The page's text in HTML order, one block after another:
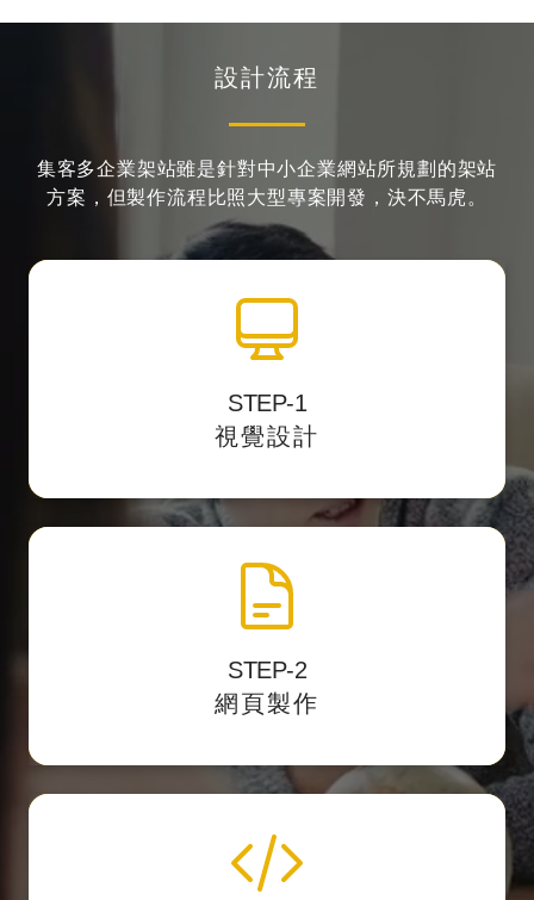
設計流程
集客多企業架站雖是針對中小企業網站所規劃的架站
方案， 但製作流程比照大型專案開發，決不馬虎。
STEP-1
視覺設計
透過影像編輯軟體中設計網站介面，
戶預覽網址校稿。
STEP-2
網頁製作
網頁製作切版
以最精準的 HTML標籤結構
成網頁的格式。
程式化與後台製作